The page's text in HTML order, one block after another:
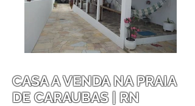
CASA A VENDA NA PRAIA
DE CARAUBAS | RN